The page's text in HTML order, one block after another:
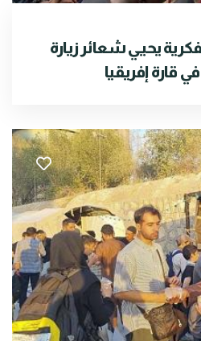
يحيي شعائر زيارة
قارة إفريقيا